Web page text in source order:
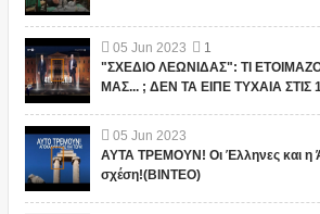
05 Jun 2023
1
"ΣΧΕΔΙΟ ΛΕΩΝΙΔΑΣ": ΤΙ
ΜΑΣ... ; ΔΕΝ ΤΑ ΕΙΠΕ ΤΥΧΑΙΑ ΣΤΙΣ
05 Jun 2023
ΑΥΤΑ ΤΡΕΜΟΥΝ! Οι Έλληνες και η
σχέση!(ΒΙΝΤΕΟ)